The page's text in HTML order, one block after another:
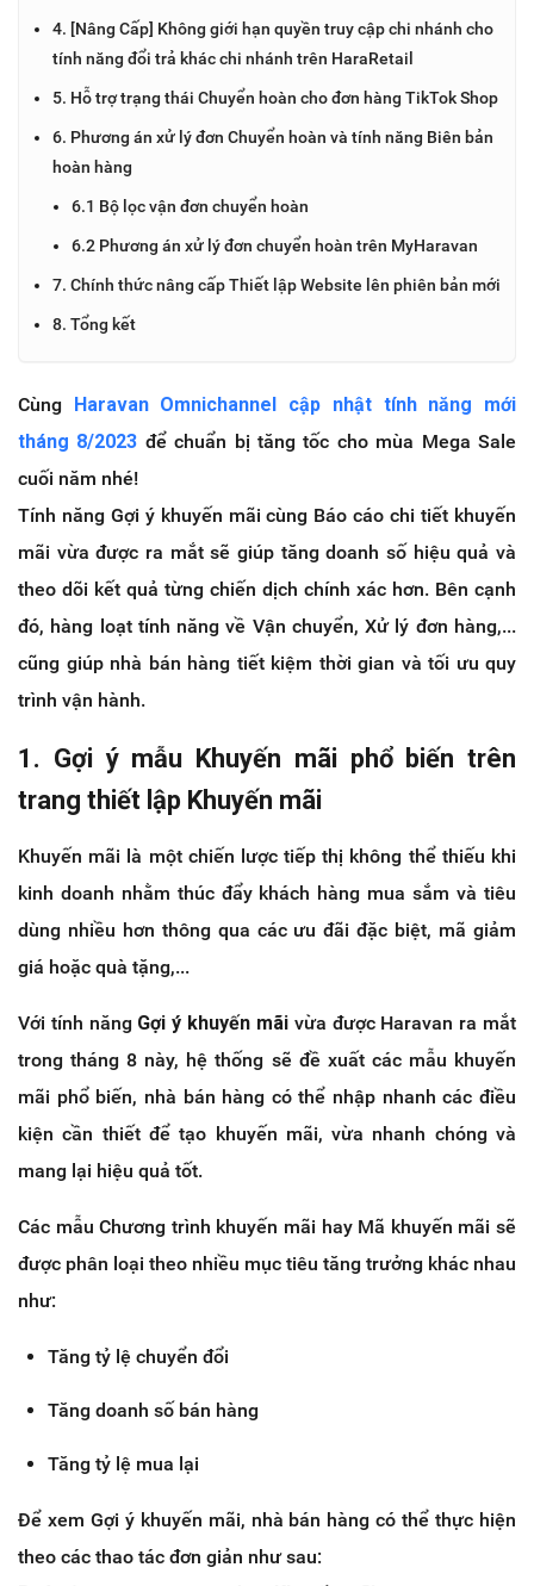
4. [Nâng Cấp] Không giới hạn quyền truy cập chi nhánh cho
tính năng đổi trả khác chi nhánh trên HaraRetail
5. Hỗ trợ trạng thái Chuyển hoàn cho đơn hàng TikTok Shop
6. Phương án xử lý đơn Chuyển hoàn và tính năng Biên bản
hoàn hàng
6.1 Bộ lọc vận đơn chuyển hoàn
6.2 Phương án xử lý đơn chuyển hoàn trên MyHaravan
7. Chính thức nâng cấp Thiết lập Website lên phiên bản mới
8. Tổng kết
Cùng Haravan Omnichannel cập nhật tính năng mới
tháng 8/2023 để chuẩn bị tăng tốc cho mùa Mega Sale
cuối năm nhé!
Tính năng Gợi ý khuyến mãi cùng Báo cáo chi tiết khuyến
mãi vừa được ra mắt sẽ giúp tăng doanh số hiệu quả và
theo dõi kết quả từng chiến dịch chính xác hơn. Bên cạnh
đó, hàng loạt tính năng về Vận chuyển, Xử lý đơn hàng,...
cũng giúp nhà bán hàng tiết kiệm thời gian và tối ưu quy
trình vận hành.
1. Gợi ý mẫu Khuyến mãi phổ biến trên
trang thiết lập Khuyến mãi
Khuyến mãi là một chiến lược tiếp thị không thể thiếu khi
kinh doanh nhằm thúc đẩy khách hàng mua sắm và tiêu
dùng nhiều hơn thông qua các ưu đãi đặc biệt, mã giảm
giá hoặc quà tặng,...
Với tính năng Gợi ý khuyến mãivừa được Haravan ra mắt
trong tháng 8 này, hệ thống sẽ đề xuất các mẫu khuyến
mãi phổ biến, nhà bán hàng có thể nhập nhanh các điều
kiện cần thiết để tạo khuyến mãi, vừa nhanh chóng và
mang lại hiệu quả tốt.
Các mẫu Chương trình khuyến mãi hay Mã khuyến mãi sẽ
được phân loại theo nhiều mục tiêu tăng trưởng khác nhau
như:
Tăng tỷ lệ chuyển đổi
Tăng doanh số bán hàng
Tăng tỷ lệ mua lại
Để xem Gợi ý khuyến mãi, nhà bán hàng có thể thực hiện
theo các thao tác đơn giản như sau: